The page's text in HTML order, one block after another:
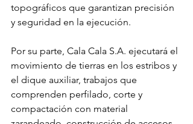
topográficos que garantizan precisión
y seguridad en la ejecución.
Por su parte, Cala Cala S.A. ejecutará el
movimiento de tierras en los estribos y
el dique auxiliar, trabajos que
comprenden perfilado, corte y
compactación con material